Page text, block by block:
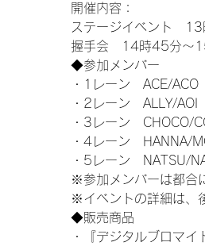
開催内容：
ステージイベント　
握手会　14時45分～
◆参加メンバー
・1レーン　ACE/ACO
・2レーン　ALLY/AOI
・3レーン　CHOCO/
・4レーン　HANNA/
・5レーン　NATSU/
※参加メンバーは都合
※イベントの詳細は、
◆販売商品
・『デジタルブロマ